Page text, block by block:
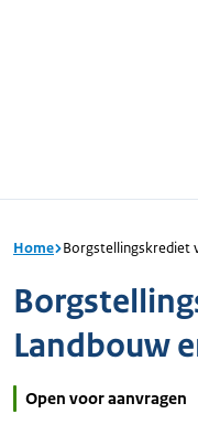
Home Borgstellingskrediet
Landbouw
Open voor aanvragen